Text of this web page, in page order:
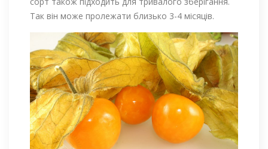
Так він може пролежати близько 3-4 місяців.